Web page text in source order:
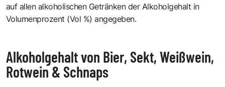
auf allen alkoholischen Getränken der Alkoholgehalt in
Volumenprozent (Vol %) angegeben.
Alkoholgehalt von Bier, Sekt, Weißwein,
Rotwein & Schnaps